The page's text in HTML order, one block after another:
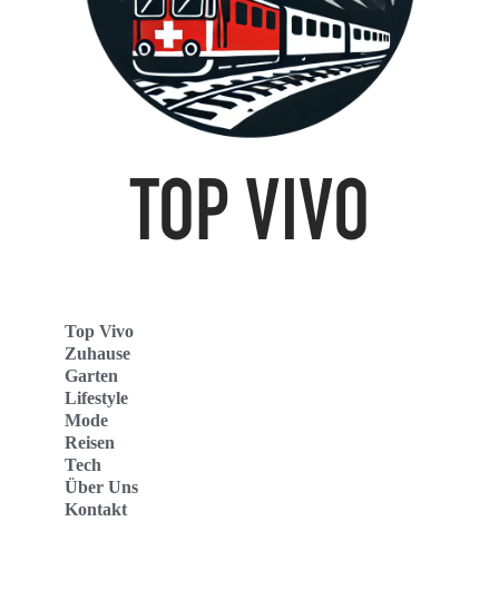
Top Vivo
Zuhause
Garten
Lifestyle
Mode
Reisen
Tech
Über Uns
Kontakt